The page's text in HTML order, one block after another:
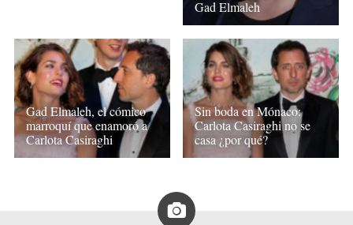
Gad Elmaleh
Gad Elmaleh, el cómico
marroquí que enamoró a
Carlota Casiraghi
Sin boda en Mónaco:
Carlota Casiraghi no se
casa ¿por qué?